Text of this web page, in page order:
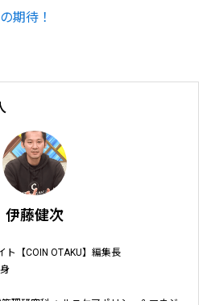
期待！
伊藤健次
ト【COIN OTAKU】編集長